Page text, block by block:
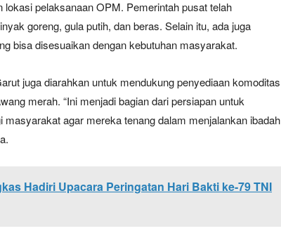
pelaksanaan OPM. Pemerintah pusat telah
goreng, gula putih, dan beras. Selain itu, ada juga
bisa disesuaikan dengan kebutuhan masyarakat.
juga diarahkan untuk mendukung penyediaan komoditas
merah. “Ini menjadi bagian dari persiapan untuk
agar mereka tenang dalam menjalankan ibadah
Hadiri Upacara Peringatan Hari Bakti ke-79 TNI